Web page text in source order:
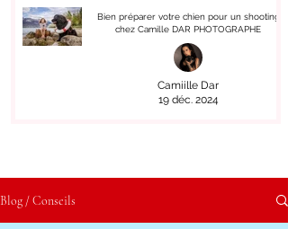
Bien préparer votre chien pour un shooting
chez Camille DAR PHOTOGRAPHE
Camiille Dar
19 déc. 2024
Blog / Conseils